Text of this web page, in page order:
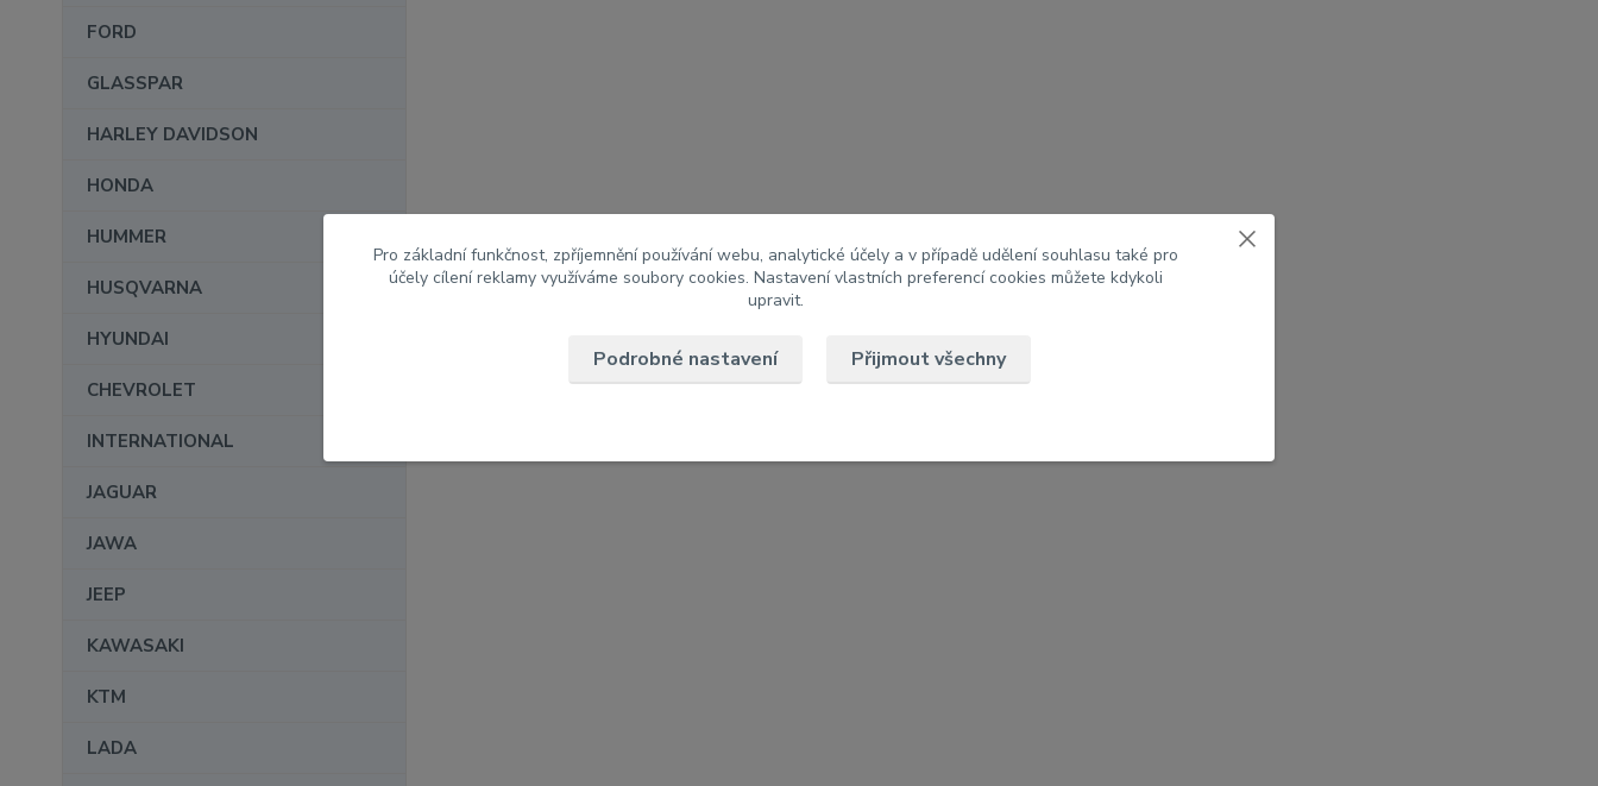
FORD
GLASSPAR
HARLEY DAVIDSON
HONDA
HUMMER
HUSQVARNA
HYUNDAI
CHEVROLET
INTERNATIONAL
JAGUAR
JAWA
JEEP
KAWASAKI
KTM
LADA
Pro základní funkčnost, zpříjemnění používání webu, analytické účely a v případě udělení souhlasu také pro
účely cílení reklamy využíváme soubory cookies. Nastavení vlastních preferencí cookies můžete kdykoli
upravit.
Podrobné nastavení Přijmout všechny